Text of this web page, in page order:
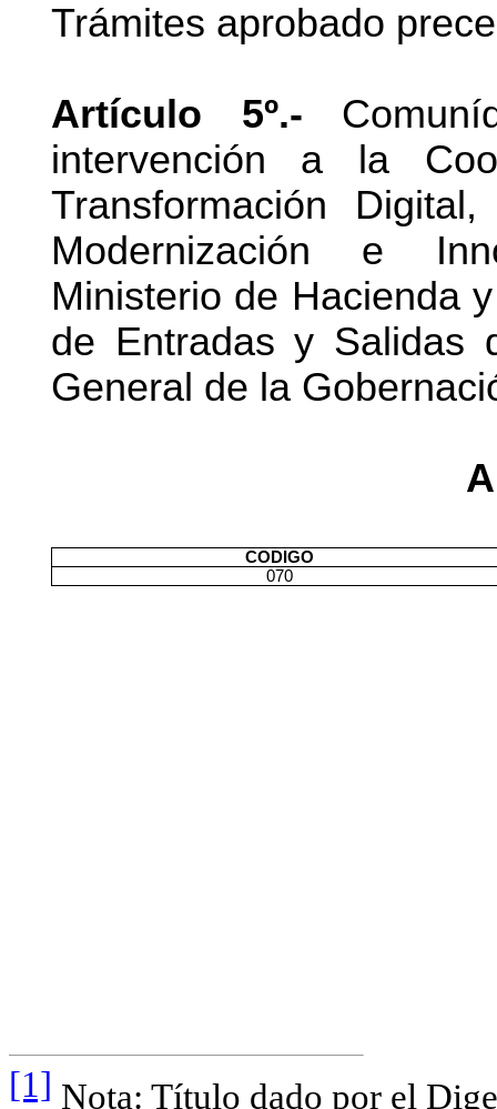
Trámites aprobado
Artículo 5º.-
intervención a la
Transformación
Modernización e
Ministerio de Hacienda
de Entradas y Salidas
General de la
CODIGO
070
[1] Nota: Título dado por el